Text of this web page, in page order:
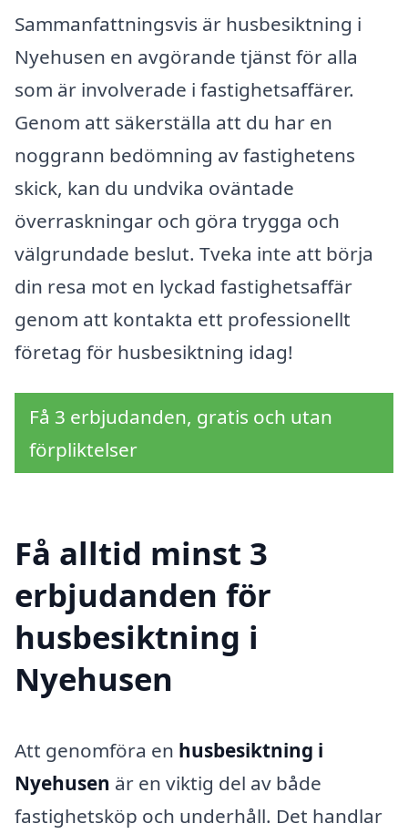
Sammanfattningsvis är husbesiktning i
Nyehusen en avgörande tjänst för alla
som är involverade i fastighetsaffärer.
Genom att säkerställa att du har en
noggrann bedömning av fastighetens
skick, kan du undvika oväntade
överraskningar och göra trygga och
välgrundade beslut. Tveka inte att börja
din resa mot en lyckad fastighetsaffär
genom att kontakta ett professionellt
företag för husbesiktning idag!
Få 3 erbjudanden, gratis och utan
förpliktelser
Få alltid minst 3
erbjudanden för
husbesiktning i
Nyehusen
Att genomföra en husbesiktning i
Nyehusen är en viktig del av både
fastighetsköp och underhåll. Det handlar